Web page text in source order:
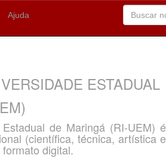
Ajuda
ESTADUAL
de Maringá (RI-UEM) é
(científica, técnica, artística e
digital.